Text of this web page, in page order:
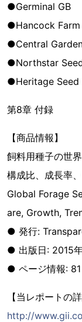
●Germinal GB
●Hancock Farm
●Central
●Northstar
●Heritage Seed
第8章 付録
【商品情報】
飼料用種子の世
構成比、成長率
Global Forage
are, Growth,
● 発行:
● 出版日: 2015
● ページ情報:
【当レポートの
http://